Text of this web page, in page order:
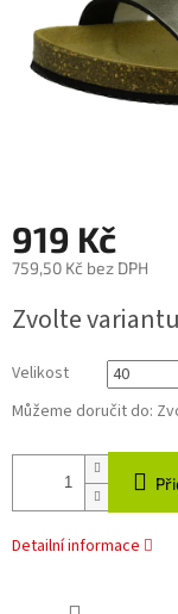
919 Kč
759,50 Kč bez DPH
cena:
Zvolte variantu
Velikost
Můžeme doručit do:
Detailní informace